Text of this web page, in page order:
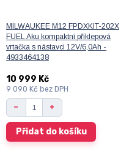
MILWAUKEE M12 FPDXKIT-202X
FUEL Aku kompaktní příklepová
vrtačka s nástavci 12V/6,0Ah -
4933464138
10 999 Kč
9 090 Kč bez DPH
Přidat do košíku